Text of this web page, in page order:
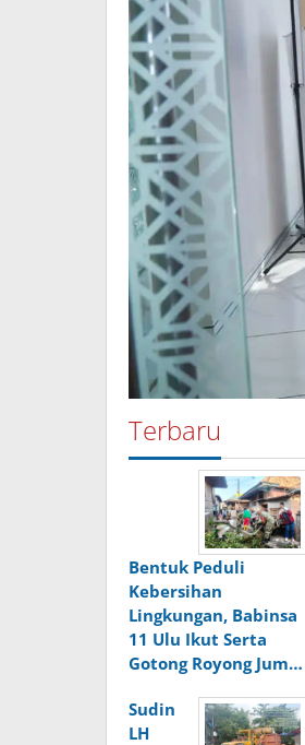
Terbaru
Bentuk Peduli
Kebersihan
Lingkungan, Babinsa
11 Ulu Ikut Serta
Gotong Royong Jum…
Sudin
LH